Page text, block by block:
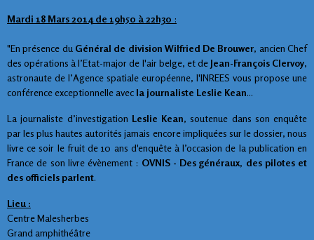
Mardi 18 Mars 2014 de 19h50 à 22h30 :
"En présence du Général de division Wilfried De Brouwer, ancien Chef
des opérations à l’Etat-major de l'air belge, et de Jean-François Clervoy,
astronaute de l’Agence spatiale européenne, l'INREES vous propose une
conférence exceptionnelle avec la journaliste Leslie Kean...
La journaliste d’investigation Leslie Kean, soutenue dans son enquête
par les plus hautes autorités jamais encore impliquées sur le dossier, nous
livre ce soir le fruit de 10 ans d'enquête à l’occasion de la publication en
France de son livre évènement : OVNIS - Des généraux, des pilotes et
des officiels parlent.
Lieu :
Centre Malesherbes
Grand amphithéâtre